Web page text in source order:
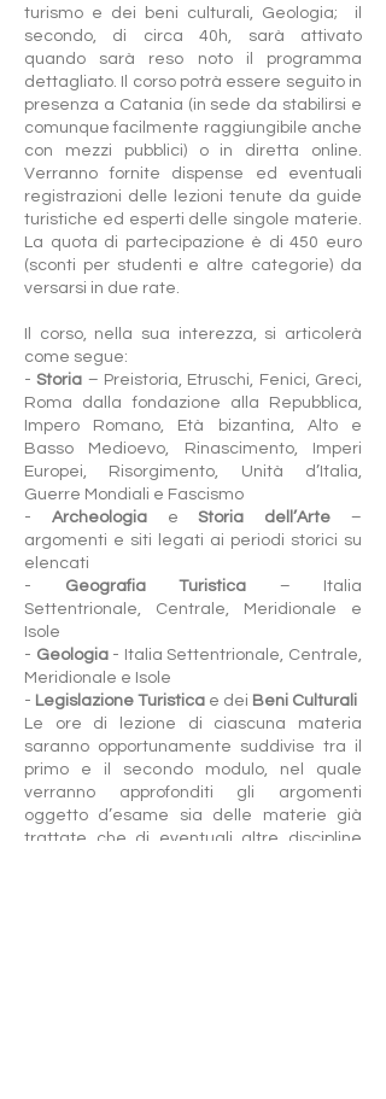
turismo e dei beni culturali, Geologia; il
secondo, di circa 40h, sarà attivato
quando sarà reso noto il programma
dettagliato. Il corso potrà essere seguito in
presenza a Catania (in sede da stabilirsi e
comunque facilmente raggiungibile anche
con mezzi pubblici) o in diretta online.
Verranno fornite dispense ed eventuali
registrazioni delle lezioni tenute da guide
turistiche ed esperti delle singole materie.
La quota di partecipazione è di 450 euro
(sconti per studenti e altre categorie) da
versarsi in due rate.
Il corso, nella sua interezza, si articolerà
come segue:
-Storia – Preistoria, Etruschi, Fenici, Greci,
Roma dalla fondazione alla Repubblica,
Impero Romano, Età bizantina, Alto e
Basso Medioevo, Rinascimento, Imperi
Europei, Risorgimento, Unità d’Italia,
Guerre Mondiali e Fascismo
- Archeologia eStoria dell’Arte –
argomenti e siti legati ai periodi storici su
elencati
-
Geografia Turistica – Italia
Settentrionale, Centrale, Meridionale e
Isole
- Geologia - Italia Settentrionale, Centrale,
Meridionale e Isole
- Legislazione Turistica e dei Beni Culturali
Le ore di lezione di ciascuna materia
saranno opportunamente suddivise tra il
primo e il secondo modulo, nel quale
verranno approfonditi gli argomenti
oggetto d’esame sia delle materie già
trattate che di eventuali altre discipline